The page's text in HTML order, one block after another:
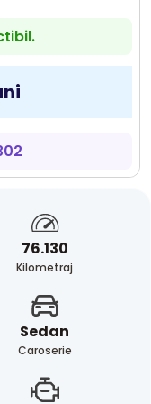
76.130
Kilometraj
Sedan
Caroserie